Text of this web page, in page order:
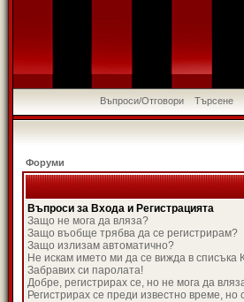
Въпроси/Отговори Търсене
Форуми
Въпроси за Входа и Регистрацията
Защо не мога да вляза?
Защо въобще трябва да се регистрирам?
Защо излизам автоматично?
Не искам името ми да се вижда в списъка
Забравих си паролата!
Добре, регистрирах се, но не мога да
Регистрирах се преди известно време, но